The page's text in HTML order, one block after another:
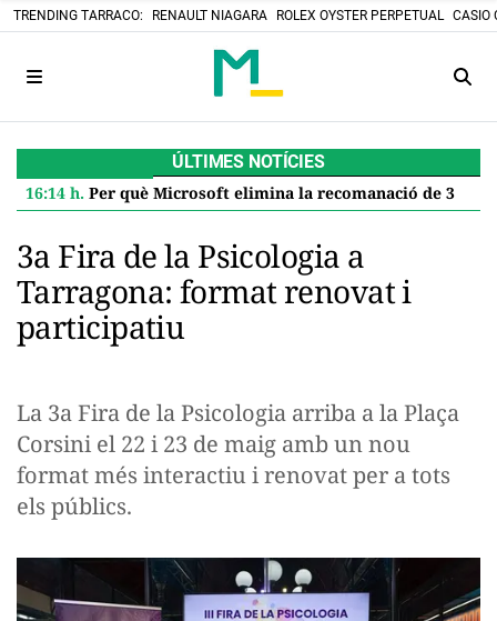
TRENDING TARRACO: RENAULT NIAGARA ROLEX OYSTER PERPETUAL CASIO
ÚLTIMES NOTÍCIES
16:14 h. Per què Microsoft elimina la recomanació de 32 GB de RAM per a Windows 11 i què significa per a tu
3a Fira de la Psicologia a
Tarragona: format renovat i
participatiu
La 3a Fira de la Psicologia arriba a la Plaça
Corsini el 22 i 23 de maig amb un nou
format més interactiu i renovat per a tots
els públics.